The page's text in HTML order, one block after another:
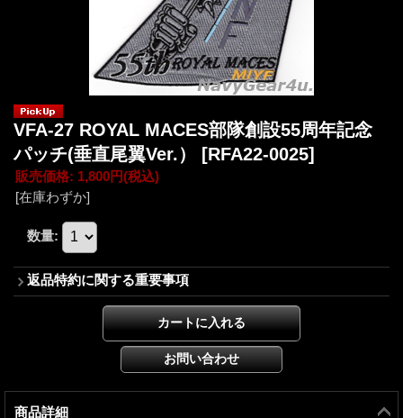
VFA-27 ROYAL MACES部隊創設55周年記念
パッチ(垂直尾翼Ver.） [RFA22-0025]
販売価格: 1,800円(税込)
[在庫わずか]
数量:
返品特約に関する重要事項
商品詳細